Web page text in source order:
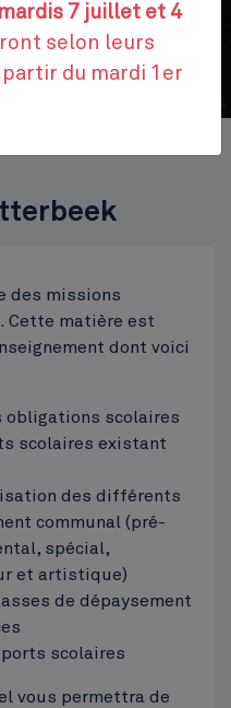
des missions
Cette matière est
dont voici
obligations scolaires
scolaires existant
des différents
communal (pré-
spécial,
et artistique)
de dépaysement
scolaires
vous permettra de
7 juillet et 4
selon leurs
du mardi 1er